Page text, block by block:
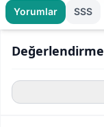
Yorumlar SSS